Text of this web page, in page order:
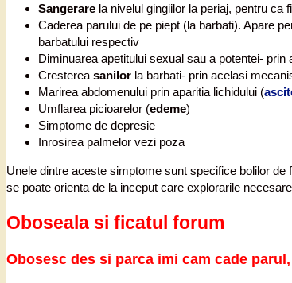
Sangerare la nivelul gingiilor la periaj, pentru
Caderea parului de pe piept (la barbati). Apare
barbatului respectiv
Diminuarea apetitului sexual sau a potentei-
Cresterea sanilor la barbati- prin acelasi
Marirea abdomenului prin aparitia lichidului (
Umflarea picioarelor (edeme)
Simptome de depresie
Inrosirea palmelor vezi poza
Unele dintre aceste simptome sunt specifice bolilor
se poate orienta de la inceput care explorarile
Oboseala si ficatul forum
Obosesc des si parca imi cam cade